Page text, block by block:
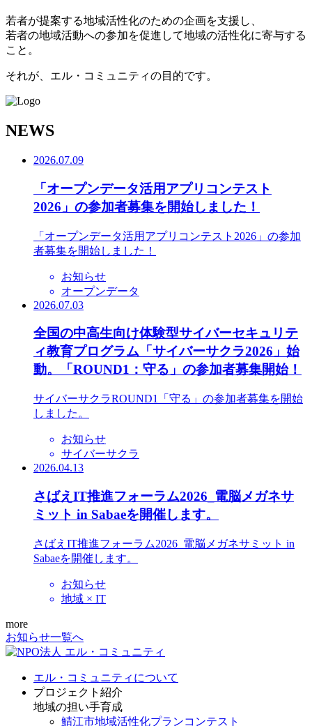
若者が提案する地域活性化のための企画を支援し、
若者の地域活動への参加を促進して地域の活性化に寄与する
こと。
それが、エル・コミュニティの目的です。
NEWS
2026.07.09
「オープンデータ活用アプリコンテスト
2026」の参加者募集を開始しました！
「オープンデータ活用アプリコンテスト2026」の参加
者募集を開始しました！
お知らせ
オープンデータ
2026.07.03
全国の中高生向け体験型サイバーセキュリテ
ィ教育プログラム「サイバーサクラ2026」始
動。「ROUND1：守る」の参加者募集開始！
サイバーサクラROUND1「守る」の参加者募集を開始
しました。
お知らせ
サイバーサクラ
2026.04.13
さばえIT推進フォーラム2026_電脳メガネサ
ミット in Sabaeを開催します。
さばえIT推進フォーラム2026_電脳メガネサミット in
Sabaeを開催します。
お知らせ
地域 × IT
more
お知らせ一覧へ
エル・コミュニティについて
プロジェクト紹介
地域の担い手育成
鯖江市地域活性化プランコンテスト